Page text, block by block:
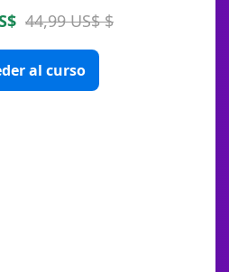
44,99 US$ $
al curso